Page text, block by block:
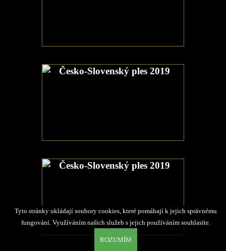
Tyto stránky ukládají soubory cookies, které pomáhají k jejich správnému
fungování. Využíváním našich služeb s jejich používáním souhlasíte.
ROZUMÍM